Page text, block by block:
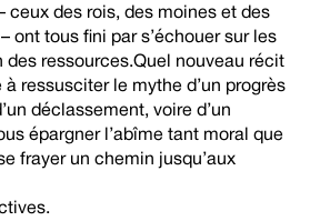
ceux des rois, des moines et des
ont tous fini par s’échouer sur les
ressources.Quel nouveau récit
ressusciter le mythe d’un progrès
déclassement, voire d’un
épargner l’abîme tant moral que
frayer un chemin jusqu’aux